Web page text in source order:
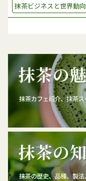
抹茶ビジネスと世界動向